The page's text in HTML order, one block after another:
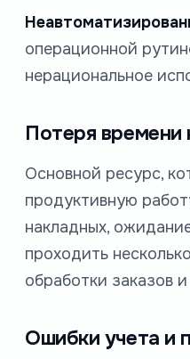
операционной
нерациональное
Потеря времени
Основной ресурс,
продуктивную
накладных,
проходить
обработки заказов
Ошибки учета и